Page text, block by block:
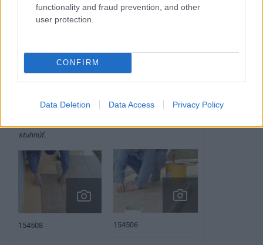
functionality and fraud prevention, and other
user protection.
CONFIRM
Data Deletion Data Access Privacy Policy
hydroizolačná a druhá
lepiaca (obe pod nové
dlažby). Po nanesení
stuhnúť.
Dlaždice ukladáme na
lôžko vytvorené zubovou
154508 154506